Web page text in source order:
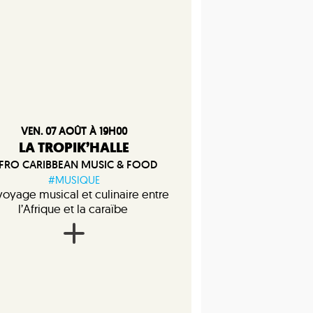
VEN. 07 AOÛT À 19H00
LA TROPIK’HALLE
CARIBBEAN MUSIC & FOOD
#MUSIQUE
musical et culinaire entre
l’Afrique et la caraïbe